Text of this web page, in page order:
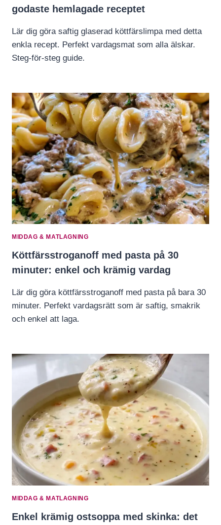
godaste hemlagade receptet
Lär dig göra saftig glaserad köttfärslimpa med detta
enkla recept. Perfekt vardagsmat som alla älskar.
Steg-för-steg guide.
MIDDAG & MATLAGNING
Köttfärsstroganoff med pasta på 30
minuter: enkel och krämig vardag
Lär dig göra köttfärsstroganoff med pasta på bara 30
minuter. Perfekt vardagsrätt som är saftig, smakrik
och enkel att laga.
MIDDAG & MATLAGNING
Enkel krämig ostsoppa med skinka: det